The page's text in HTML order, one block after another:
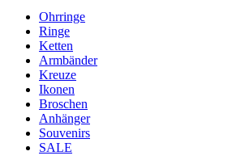
Ohrringe
Ringe
Ketten
Armbänder
Kreuze
Ikonen
Broschen
Anhänger
Souvenirs
SALE